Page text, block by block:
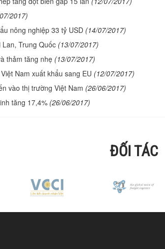
2017)
nông nghiệp 33 tỷ USD (14/07/2017)
Trung Quốc (13/07/2017)
thảm tăng nhẹ (13/07/2017)
Nam xuất khẩu sang EU (12/07/2017)
vào thị trường Việt Nam (26/06/2017)
tăng 17,4% (26/06/2017)
ĐỐI TÁC